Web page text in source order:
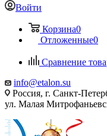
Войти
Корзина0
Отложенные0
Сравнение
info@etalon.su
Россия, г. Санкт-
ул. Малая